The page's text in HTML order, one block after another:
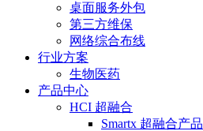
桌面服务外包
第三方维保
网络综合布线
行业方案
生物医药
产品中心
HCI 超融合
Smartx 超融合产品